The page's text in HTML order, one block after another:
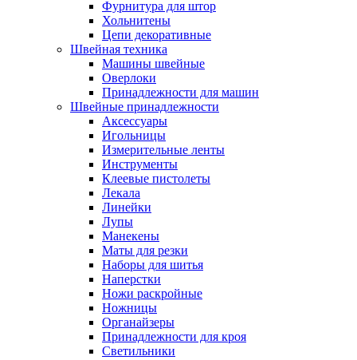
Фурнитура для штор
Хольнитены
Цепи декоративные
Швейная техника
Машины швейные
Оверлоки
Принадлежности для машин
Швейные принадлежности
Аксессуары
Игольницы
Измерительные ленты
Инструменты
Клеевые пистолеты
Лекала
Линейки
Лупы
Манекены
Маты для резки
Наборы для шитья
Наперстки
Ножи раскройные
Ножницы
Органайзеры
Принадлежности для кроя
Светильники